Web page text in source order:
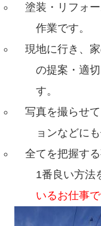
塗装・リフォ
作業です。
現地に行き、
の提案・適
す。
写真を撮らせ
ョンなどに
全てを把握す
1番良い方法
いるお仕事で